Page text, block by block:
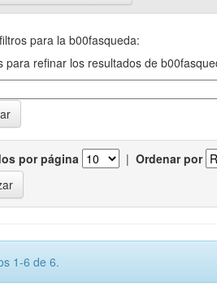
para la b00fasqueda:
para refinar los resultados de
por página | Ordenar por
1-6 de 6.